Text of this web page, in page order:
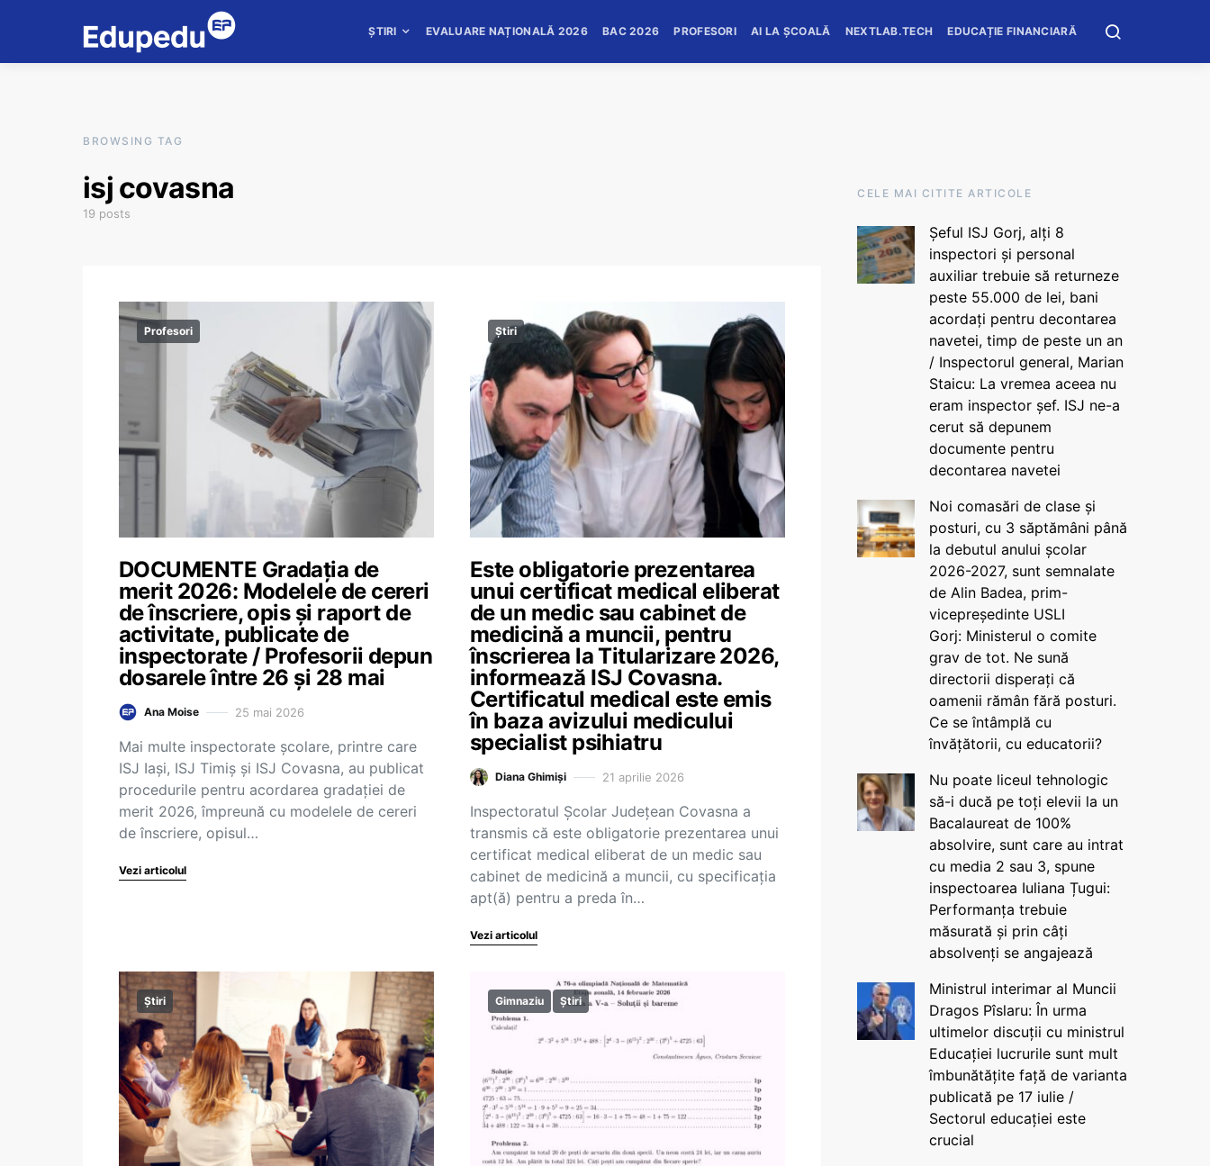
ȘTIRI EVALUARE NAȚIONALĂ 2026 BAC 2026 PROFESORI AI LA ȘCOALĂ NEXTLAB.TECH EDUCAȚIE FINANCIARĂ
BROWSING TAG
isj covasna
19 posts
Profesori
DOCUMENTE Gradația de
merit 2026: Modelele de cereri
de înscriere, opis și raport de
activitate, publicate de
inspectorate / Profesorii depun
dosarele între 26 și 28 mai
Ana Moise 25 mai 2026
Mai multe inspectorate școlare, printre care
ISJ Iași, ISJ Timiș și ISJ Covasna, au publicat
procedurile pentru acordarea gradației de
merit 2026, împreună cu modelele de cereri
de înscriere, opisul…
Vezi articolul
Știri
Este obligatorie prezentarea
unui certificat medical eliberat
de un medic sau cabinet de
medicină a muncii, pentru
înscrierea la Titularizare 2026,
informează ISJ Covasna.
Certificatul medical este emis
în baza avizului medicului
specialist psihiatru
Diana Ghimiși 21 aprilie 2026
Inspectoratul Școlar Județean Covasna a
transmis că este obligatorie prezentarea unui
certificat medical eliberat de un medic sau
cabinet de medicină a muncii, cu specificația
apt(ă) pentru a preda în…
Vezi articolul
Știri Gimnaziu Știri
CELE MAI CITITE ARTICOLE
Șeful ISJ Gorj, alți 8
inspectori și personal
auxiliar trebuie să returneze
peste 55.000 de lei, bani
acordați pentru decontarea
navetei, timp de peste un an
/ Inspectorul general, Marian
Staicu: La vremea aceea nu
eram inspector șef. ISJ ne-a
cerut să depunem
documente pentru
decontarea navetei
Noi comasări de clase și
posturi, cu 3 săptămâni până
la debutul anului școlar
2026-2027, sunt semnalate
de Alin Badea, prim-
vicepreședinte USLI
Gorj: Ministerul o comite
grav de tot. Ne sună
directorii disperați că
oamenii rămân fără posturi.
Ce se întâmplă cu
învățătorii, cu educatorii?
Nu poate liceul tehnologic
să-i ducă pe toți elevii la un
Bacalaureat de 100%
absolvire, sunt care au intrat
cu media 2 sau 3, spune
inspectoarea Iuliana Țugui:
Performanța trebuie
măsurată și prin câți
absolvenți se angajează
Ministrul interimar al Muncii
Dragos Pîslaru: În urma
ultimelor discuții cu ministrul
Educației lucrurile sunt mult
îmbunătățite față de varianta
publicată pe 17 iulie /
Sectorul educației este
crucial